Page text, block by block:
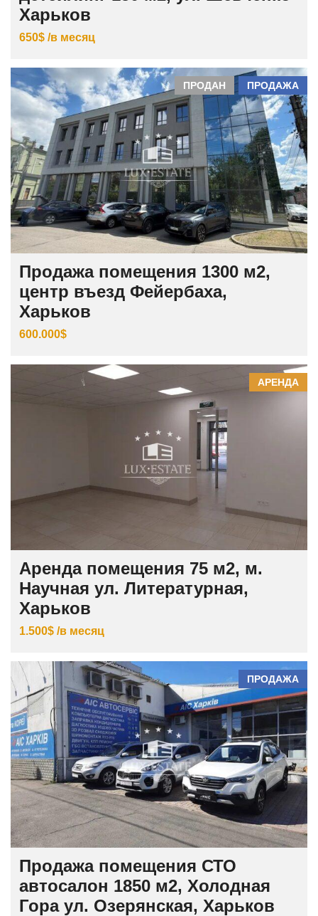
Харьков
650$ /в месяц
ПРОДАЖА
ПРОДАН
Продажа помещения 1300 м2,
центр въезд Фейербаха,
Харьков
600.000$
АРЕНДА
Аренда помещения 75 м2, м.
Научная ул. Литературная,
Харьков
1.500$ /в месяц
ПРОДАЖА
Продажа помещения СТО
автосалон 1850 м2, Холодная
Гора ул. Озерянская, Харьков